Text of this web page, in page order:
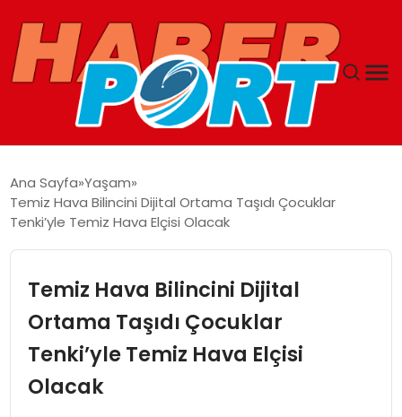
GUNCEL
SPOR
Ana Sayfa Yaşam
Temiz Hava Bilincini Dijital Ortama Taşıdı Çocuklar
Tenki’yle Temiz Hava Elçisi Olacak
Temiz Hava Bilincini Dijital
Ortama Taşıdı Çocuklar
Tenki’yle Temiz Hava Elçisi
Olacak